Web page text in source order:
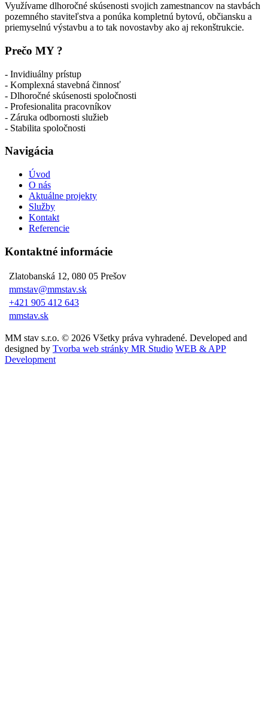
Využívame dlhoročné skúsenosti svojich zamestnancov na stavbách
pozemného staviteľstva a ponúka kompletnú bytovú, občiansku a
priemyselnú výstavbu a to tak novostavby ako aj rekonštrukcie.
Prečo MY ?
- Invidiuálny prístup
- Komplexná stavebná činnosť
- Dlhoročné skúsenosti spoločnosti
- Profesionalita pracovníkov
- Záruka odbornosti služieb
- Stabilita spoločnosti
Navigácia
Úvod
O nás
Aktuálne projekty
Služby
Kontakt
Referencie
Kontaktné informácie
Zlatobanská 12, 080 05 Prešov
mmstav@mmstav.sk
+421 905 412 643
mmstav.sk
MM stav s.r.o. © 2026 Všetky práva vyhradené. Developed and
designed by Tvorba web stránky MR Studio WEB & APP
Development